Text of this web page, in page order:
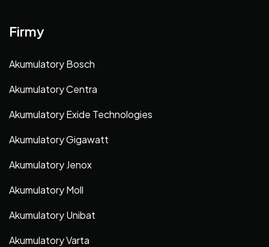
Firmy
Akumulatory Bosch
Akumulatory Centra
Akumulatory Exide Technologies
Akumulatory Gigawatt
Akumulatory Jenox
Akumulatory Moll
Akumulatory Unibat
Akumulatory Varta